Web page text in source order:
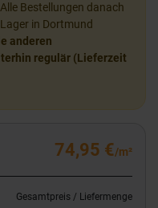
Bestellungen danach
in Dortmund
anderen
regulär (Lieferzeit
74,95 €/m²
Gesamtpreis / Liefermenge